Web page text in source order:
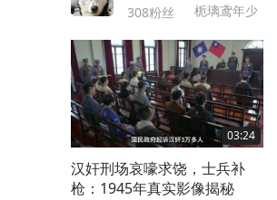
308粉丝 栀璃鸢年少
03:24
汉奸刑场哀嚎求饶，士兵补
枪：1945年真实影像揭秘